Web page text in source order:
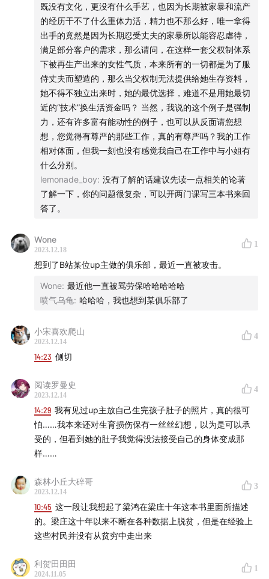
既没有文化，更没有什么手艺，也因为长期被家暴和流产
的经历干不了什么重体力活，精力也不那么好，唯一拿得
出手的竟然是因为长期忍受丈夫的家暴所以能容忍虐待，
满足部分客户的需求，那么请问，在这样一套父权制体系
下被再生产出来的女性气质，本来所有的一切都是为了服
侍丈夫而塑造的，那么当父权制无法提供给她生存资料，
她不得不独立出来时，她的最优选择，难道不是用她最切
近的“技术”换生活资金吗？ 当然，我说的这个例子是强制
力，还有许多富有能动性的例子，也可以从反面请您想
想，您觉得有尊严的那些工作，真的有尊严吗？我的工作
相对体面，但我一刻也没有感觉我自己在工作中与小姐有
什么分别。
lemonade_boy: 没有了解的话建议先读一点相关的论著
了解一下，你的问题很复杂，可以开两门课写三本书来回
答了。
Wone
2023.12.18
1
想到了B站某位up主做的俱乐部，最近一直被攻击。
Wone: 最近他一直被骂劳保哈哈哈哈哈
喷气乌龟: 哈哈哈，我也想到某俱乐部了
小宋喜欢爬山
2023.12.14
4
14:23 侧切
阅读罗曼史
2023.12.14
4
14:29 我有见过up主放自己生完孩子肚子的照片，真的很可
怕……我本来还对生育损伤保有一丝丝幻想，以为是可以承
受的，但看到她的肚子我觉得没法接受自己的身体变成那
样……
森林小丘大碎哥
2023.12.14
3
10:45
的。梁庄这十年以来不断在各种数据上脱贫，但是在经验上
这些村民并没有从贫穷中走出来
利贺田田田
2024.11.05
1